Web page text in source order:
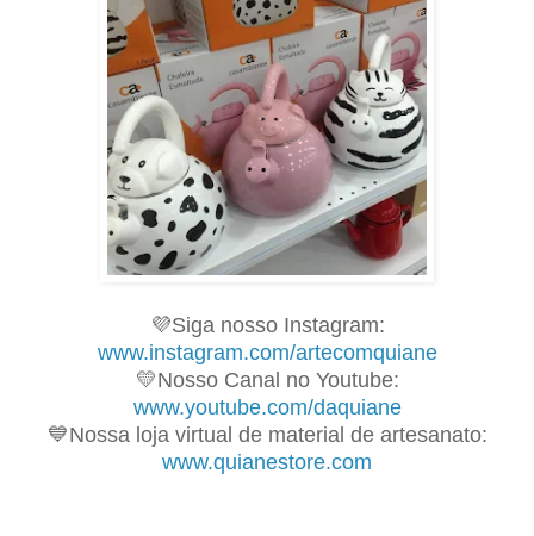
💜Siga nosso Instagram:
www.instagram.com/artecomquiane
💛Nosso Canal no Youtube:
www.youtube.com/daquiane
💙Nossa loja virtual de material de artesanato:
www.quianestore.com